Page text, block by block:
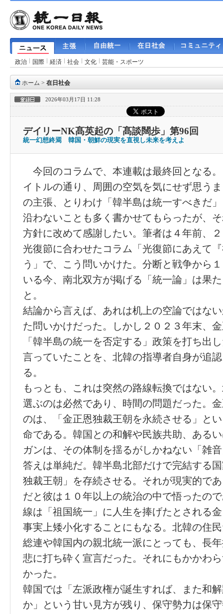
政治 国際 経済 社会 文化 芸能・スポーツ
ホーム > 在日社会
2026年03月17日 11:28
デイリーNK髙英起の「髙談闊歩」第96回
統一幻想終焉 韓国・朝鮮の現実を直視し未来を考えよ
今回のコラムで、本連載は最終回となる
イトルの通り、周囲の空気を気にせず思う
の主張、とりわけ「韓半島は統一すべきだ
沿わないことも多く書かせてもらったが、
方針に改めて感謝したい。筆者は４年前、
光復節に合わせたコラム「光復節にあえて
う」で、こう問いかけた。分断と戦争から
いる今、南北双方が掲げる「統一論」は果
と。
結論から言えば、あれは机上の空論ではな
た問いかけだった。しかし２０２３年末、
「韓半島の統一を否定する」政策を打ち出
言っていたことを、北韓の指導者自身が追
る。
もっとも、これは突然の路線転換ではない
選ぶのは必然であり、時間の問題だった。
のは、「金正恩独裁王朝を永続させる」と
命である。韓国との和解や民族共助、ある
ガンは、その体制を揺るがしかねない「雑
答えは単純だ。韓半島北部だけで完結する
独裁王朝」を存続させる。それが現実的で
だと彼は１０年以上の統治の中で悟ったの
線は「祖国統一」に人生を捧げたとされる
事実上矮小化することにもなる。北韓の住
総連や韓国内の親北統一派にとっても、長
悲に打ち砕く宣言だった。それにもかかわ
かった。
韓国では「左派政権が誕生すれば、また和
か」という甘い見方が残り、保守勢力は保